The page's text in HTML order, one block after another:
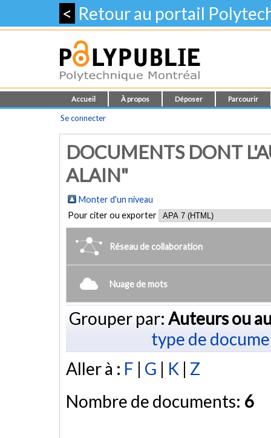
< Retour au portail
Accueil À propos Déposer Parcourir
Se connecter
DOCUMENTS DONT
ALAIN"
Monter d'un niveau
Pour citer ou exporter
Réseau de collaboration
Nuage de mots
Grouper par: Auteurs ou
type de
Aller à : F | G | K | Z
Nombre de documents: 6